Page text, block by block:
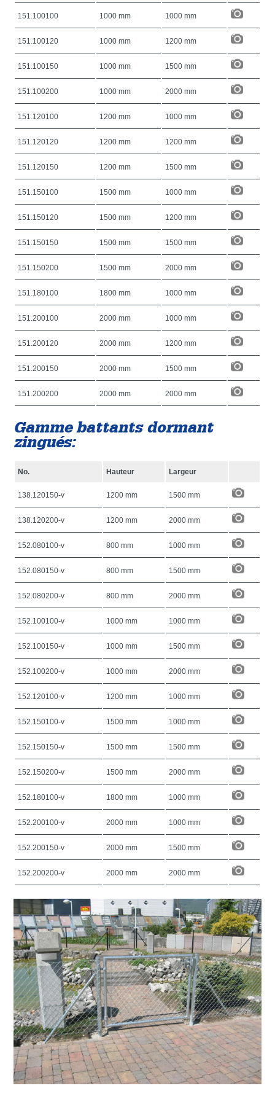
151.100100 1000 mm 1000 mm
151.100120 1000 mm 1200 mm
151.100150 1000 mm 1500 mm
151.100200 1000 mm 2000 mm
151.120100 1200 mm 1000 mm
151.120120 1200 mm 1200 mm
151.120150 1200 mm 1500 mm
151.150100 1500 mm 1000 mm
151.150120 1500 mm 1200 mm
151.150150 1500 mm 1500 mm
151.150200 1500 mm 2000 mm
151.180100 1800 mm 1000 mm
151.200100 2000 mm 1000 mm
151.200120 2000 mm 1200 mm
151.200150 2000 mm 1500 mm
151.200200 2000 mm 2000 mm
Gamme battants dormant
zingués:
No. Hauteur Largeur
138.120150-v 1200 mm 1500 mm
138.120200-v 1200 mm 2000 mm
152.080100-v 800 mm 1000 mm
152.080150-v 800 mm 1500 mm
152.080200-v 800 mm 2000 mm
152.100100-v 1000 mm 1000 mm
152.100150-v 1000 mm 1500 mm
152.100200-v 1000 mm 2000 mm
152.120100-v 1200 mm 1000 mm
152.150100-v 1500 mm 1000 mm
152.150150-v 1500 mm 1500 mm
152.150200-v 1500 mm 2000 mm
152.180100-v 1800 mm 1000 mm
152.200100-v 2000 mm 1000 mm
152.200150-v 2000 mm 1500 mm
152.200200-v 2000 mm 2000 mm